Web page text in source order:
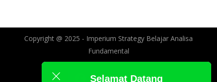
Copyright @ 2025 - Imperium Strategy Belajar Analisa
Fundamental
Selamat Datang